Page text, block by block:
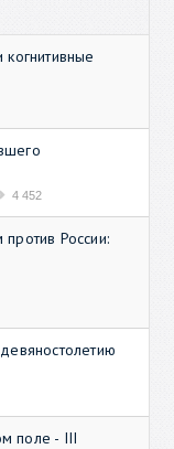
4 452
России:
поле - III